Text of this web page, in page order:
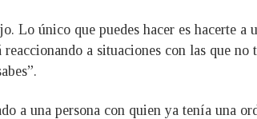
Lo único que puedes hacer es hacerte
a situaciones con las que
a una persona con quien ya tenía una